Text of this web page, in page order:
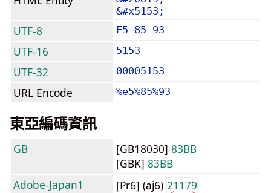
&#x5153;
UTF-8 E5 85 93
UTF-16 5153
UTF-32 00005153
URL Encode %e5%85%93
東亞編碼資訊
GB [GB18030] 83BB
[GBK] 83BB
Adobe-Japan1
[Pr6] (aj6) 21179